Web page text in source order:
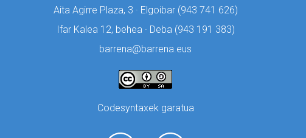
Aita Agirre Plaza, 3 · Elgoibar (943 741 626)
Ifar Kalea 12, behea · Deba (943 191 383)
barrena@barrena.eus
Codesyntaxek garatua